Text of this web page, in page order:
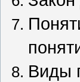
Виды